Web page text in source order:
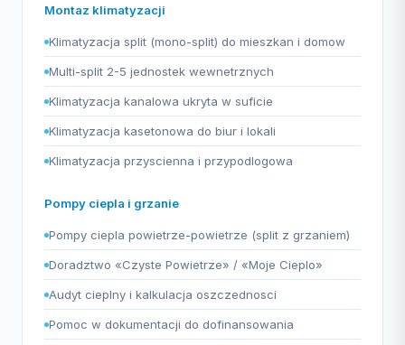
Montaz klimatyzacji
Klimatyzacja split (mono-split) do mieszkan i domow
Multi-split 2-5 jednostek wewnetrznych
Klimatyzacja kanalowa ukryta w suficie
Klimatyzacja kasetonowa do biur i lokali
Klimatyzacja przyscienna i przypodlogowa
Pompy ciepla i grzanie
Pompy ciepla powietrze-powietrze (split z grzaniem)
Doradztwo «Czyste Powietrze» / «Moje Cieplo»
Audyt cieplny i kalkulacja oszczednosci
Pomoc w dokumentacji do dofinansowania